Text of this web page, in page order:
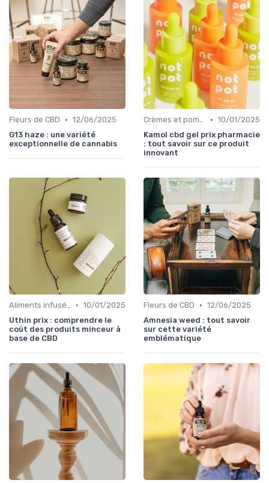
Fleurs de CBD • 12/06/2025
G13 haze : une variété
exceptionnelle de cannabis
Crèmes et pommades • 10/01/2025
Kamol cbd gel prix pharmacie
: tout savoir sur ce produit
innovant
Aliments infusés au CBD • 10/01/2025
Uthin prix : comprendre le
coût des produits minceur à
base de CBD
Fleurs de CBD • 12/06/2025
Amnesia weed : tout savoir
sur cette variété
emblématique